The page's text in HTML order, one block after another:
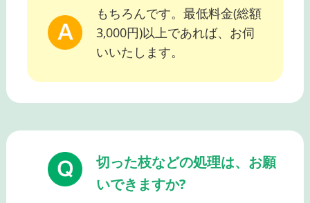
もちろんです。最低料金(総額
3,000円)以上であれば、お伺
いいたします。
切った枝などの処理は、お願
いできますか?